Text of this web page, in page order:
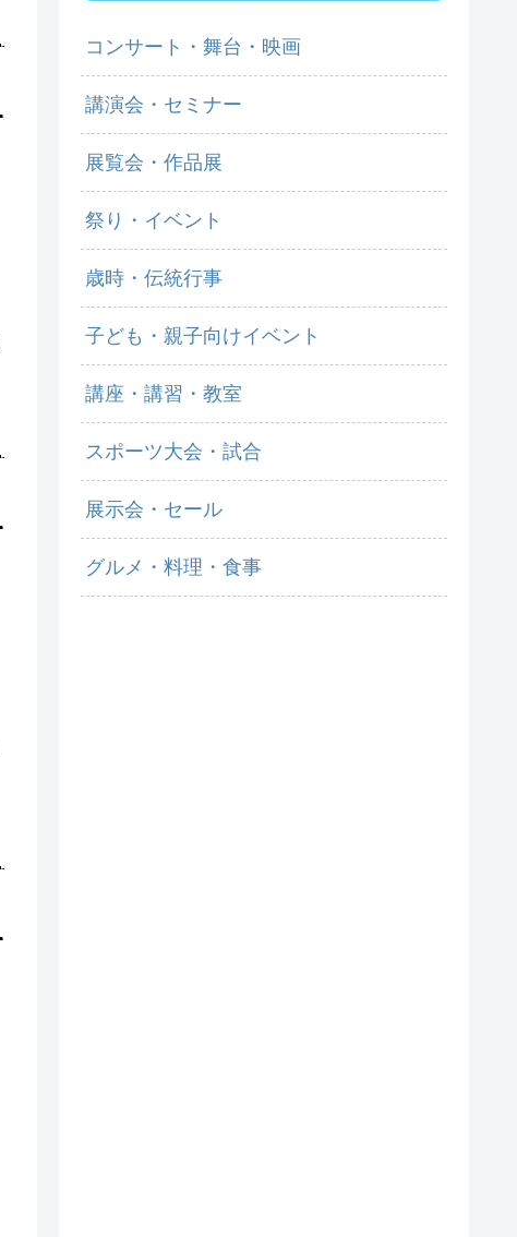
コンサート・舞台・映画
講演会・セミナー
展覧会・作品展
祭り・イベント
歳時・伝統行事
子ども・親子向けイベント
講座・講習・教室
スポーツ大会・試合
展示会・セール
グルメ・料理・食事